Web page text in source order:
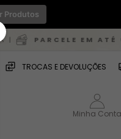
Produtos
EM ATÉ 6X SEM JUROS
TROCAS E DEVOLUÇÕES
Minha Conta